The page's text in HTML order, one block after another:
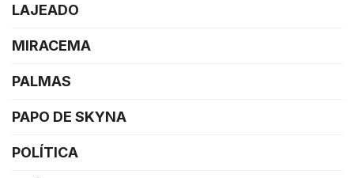
LAJEADO
MIRACEMA
PALMAS
PAPO DE SKYNA
POLÍTICA